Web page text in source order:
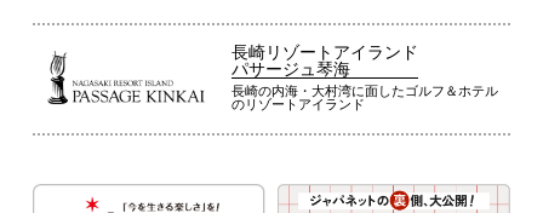
長崎リゾートアイランド
パサージュ琴海
長崎の内海・大村湾に面したゴルフ＆ホテル
のリゾートアイランド